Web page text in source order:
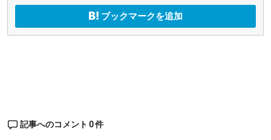
ブックマークを追加
記事へのコメント 0件